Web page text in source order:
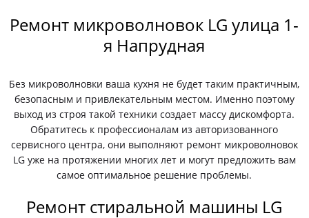
Ремонт микроволновок LG улица 1-
я Напрудная
Без микроволновки ваша кухня не будет таким практичным,
безопасным и привлекательным местом. Именно поэтому
выход из строя такой техники создает массу дискомфорта.
Обратитесь к профессионалам из авторизованного
сервисного центра, они выполняют ремонт микроволновок
LG уже на протяжении многих лет и могут предложить вам
самое оптимальное решение проблемы.
Ремонт стиральной машины LG